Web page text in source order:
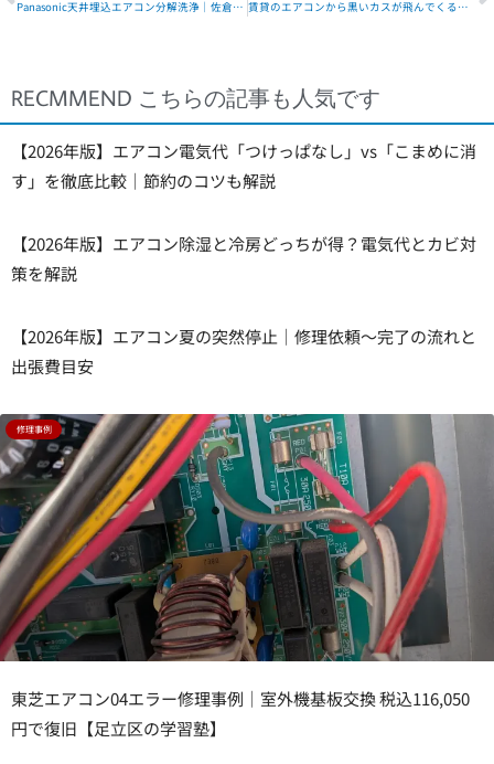
Panasonic天井埋込エアコン分解洗浄｜佐倉市ユーカリが丘の施工事例 賃貸のエアコンから黒いカスが飛んでくる…その原因と対策｜ハウジングエアコン分解洗浄事例
RECMMEND こちらの記事も人気です
【2026年版】エアコン電気代「つけっぱなし」vs「こまめに消
す」を徹底比較｜節約のコツも解説
【2026年版】エアコン除湿と冷房どっちが得？電気代とカビ対
策を解説
【2026年版】エアコン夏の突然停止｜修理依頼〜完了の流れと
出張費目安
修理事例
東芝エアコン04エラー修理事例｜室外機基板交換 税込116,050
円で復旧【足立区の学習塾】